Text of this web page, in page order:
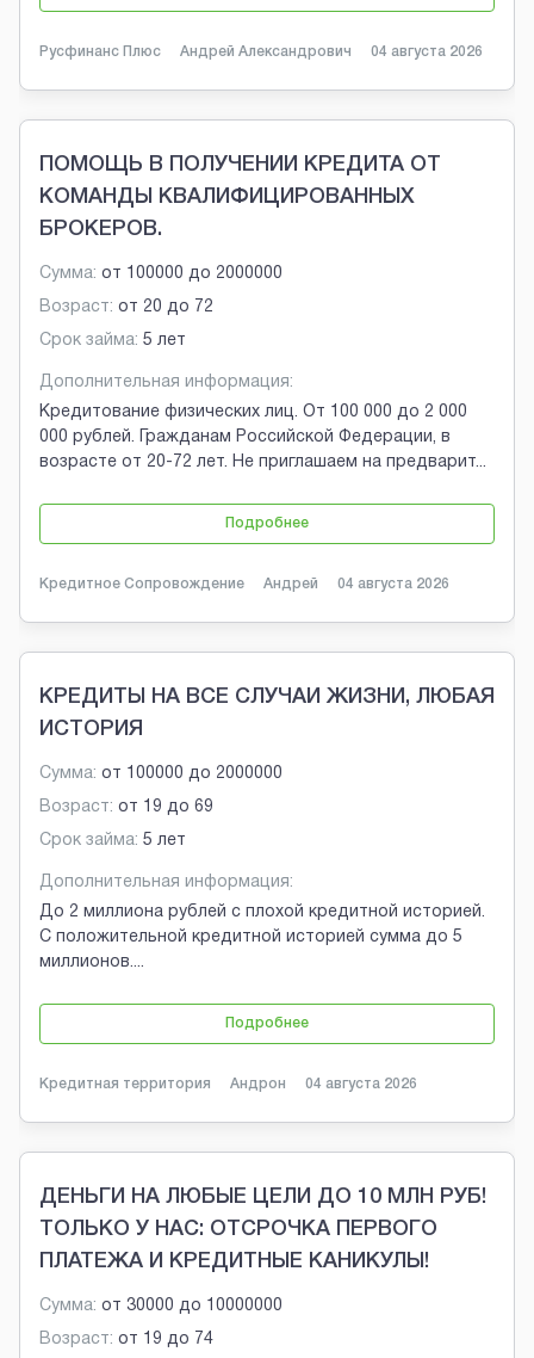
Русфинанс Плюс Андрей Александрович 04 августа 2026
ПОМОЩЬ В ПОЛУЧЕНИИ КРЕДИТА ОТ
КОМАНДЫ КВАЛИФИЦИРОВАННЫХ
БРОКЕРОВ.
Сумма: от 100000 до 2000000
Возраст: от 20 до 72
Срок займа: 5 лет
Дополнительная информация:
Кредитование физических лиц. От 100 000 до 2 000
000 рублей. Гражданам Российской Федерации, в
возрасте от 20-72 лет. Не приглашаем на предварит...
Подробнее
Кредитное Сопровождение Андрей 04 августа 2026
КРЕДИТЫ НА ВСЕ СЛУЧАИ ЖИЗНИ, ЛЮБАЯ
ИСТОРИЯ
Сумма: от 100000 до 2000000
Возраст: от 19 до 69
Срок займа: 5 лет
Дополнительная информация:
До 2 миллиона рублей с плохой кредитной историей.
С положительной кредитной историей сумма до 5
миллионов....
Подробнее
Кредитная территория Андрон 04 августа 2026
ДЕНЬГИ НА ЛЮБЫЕ ЦЕЛИ ДО 10 МЛН РУБ!
ТОЛЬКО У НАС: ОТСРОЧКА ПЕРВОГО
ПЛАТЕЖА И КРЕДИТНЫЕ КАНИКУЛЫ!
Сумма: от 30000 до 10000000
Возраст: от 19 до 74